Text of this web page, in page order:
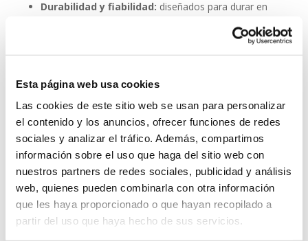
Esta página web usa cookies
Las cookies de este sitio web se usan para personalizar
el contenido y los anuncios, ofrecer funciones de redes
sociales y analizar el tráfico. Además, compartimos
información sobre el uso que haga del sitio web con
nuestros partners de redes sociales, publicidad y análisis
web, quienes pueden combinarla con otra información
que les haya proporcionado o que hayan recopilado a
partir del uso que haya hecho de sus servicios.
Durabilidad y fiabilidad: diseñados para durar en
entornos industriales sin mantenimiento constante.
se pueden integrar fácilmente en
proyectos nuevos o existentes.
Invertir en un buen sistema de intercomunicación es
tan importante como asegurar una buena red eléctrica.
Losinterfonos IP para aerogeneradoresson una
pieza clave en la gestión moderna de parques eólicos.
System Network, tu operadora de telefonía
virtual en España
DesdeTelefonía Virtual Network, te invitamos a
que nos permitas estudiar tu caso particular. Aunque si
lo prefieres, puedes enviarnos un correo electrónico a